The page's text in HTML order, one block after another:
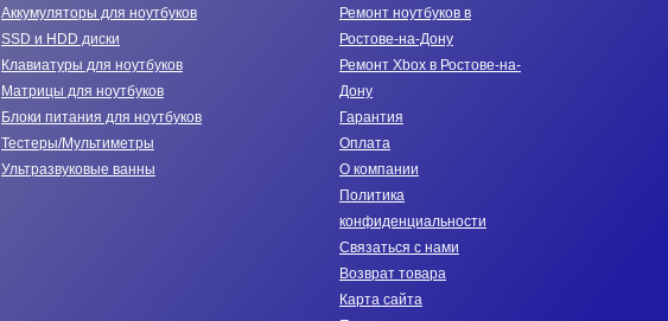
Аккумуляторы для ноутбуков
SSD и HDD диски
Клавиатуры для ноутбуков
Матрицы для ноутбуков
Блоки питания для ноутбуков
Тестеры/Мультиметры
Ультразвуковые ванны
Ремонт ноутбуков в
Ростове-на-Дону
Ремонт Xbox в Ростове-на-
Дону
Гарантия
Оплата
О компании
Политика
конфиденциальности
Связаться с нами
Возврат товара
Карта сайта